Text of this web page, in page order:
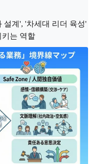
설계', '차세대 리더 육성'
키는 역할